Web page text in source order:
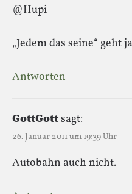
@Hupi
„Jedem das seine“ geht
Antworten
GottGottsagt:
26. Januar 2011 um 19:39 Uhr
Autobahn auch nicht.